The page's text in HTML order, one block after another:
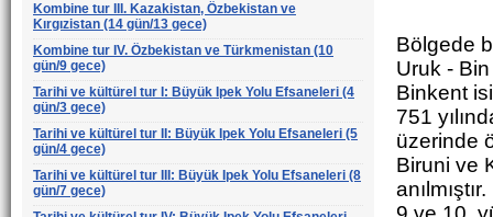
Kombine tur III. Kazakistan, Özbekistan ve
Kırgızistan (14 gün/13 gece)
Kombine tur IV. Özbekistan ve Türkmenistan (10
gün/9 gece)
Tarihi ve kültürel tur I: Büyük Ipek Yolu Efsaneleri (4
gün/3 gece)
Tarihi ve kültürel tur II: Büyük Ipek Yolu Efsaneleri (5
gün/4 gece)
Tarihi ve kültürel tur III: Büyük Ipek Yolu Efsaneleri (8
gün/7 gece)
Bölgede
Uruk -
Binkent
751
üzerinde
Biruni ve
anılmıştır.